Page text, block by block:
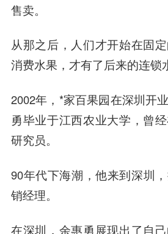
售卖。
从那之后，人们才开始在固
消费水果，才有了后来的连锁
2002年，*家百果园在深圳开
勇毕业于江西农业大学，曾
研究员。
90年代下海潮，他来到深圳
销经理。
在深圳，余惠勇展现出了自